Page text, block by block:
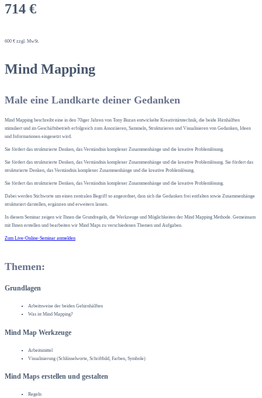
714 €
600 € zzgl. MwSt.
Mind Mapping
Male eine Landkarte deiner Gedanken
Mind Mapping beschreibt eine in den 70iger Jahren von Tony Buzan entwickelte Kreativitätstechnik, die beide Hirnhälften
stimuliert und im Geschäftsbetrieb erfolgreich zum Assoziieren, Sammeln, Strukturieren und Visualisieren von Gedanken, Ideen
und Informationen eingesetzt wird.
Sie fördert das strukturierte Denken, das Verständnis komplexer Zusammenhänge und die kreative Problemlösung.
Sie fördert das strukturierte Denken, das Verständnis komplexer Zusammenhänge und die kreative Problemlösung. Sie fördert das
strukturierte Denken, das Verständnis komplexer Zusammenhänge und die kreative Problemlösung.
Sie fördert das strukturierte Denken, das Verständnis komplexer Zusammenhänge und die kreative Problemlösung.
Dabei werden Stichworte um einen zentralen Begriff so angeordnet, dass sich die Gedanken frei entfalten sowie Zusammenhänge
strukturiert darstellen, ergänzen und erweitern lassen.
In diesem Seminar zeigen wir Ihnen die Grundregeln, die Werkzeuge und Möglichkeiten der Mind Mapping Methode. Gemeinsam
mit Ihnen erstellen und bearbeiten wir Mind Maps zu verschiedenen Themen und Aufgaben.
Zum Live-Online-Seminar anmelden
Themen:
Grundlagen
Arbeitsweise der beiden Gehirnhälften
Was ist Mind Mapping?
Mind Map Werkzeuge
Arbeitsmittel
Visualisierung (Schlüsselworte, Schriftbild, Farben, Symbole)
Mind Maps erstellen und gestalten
Regeln